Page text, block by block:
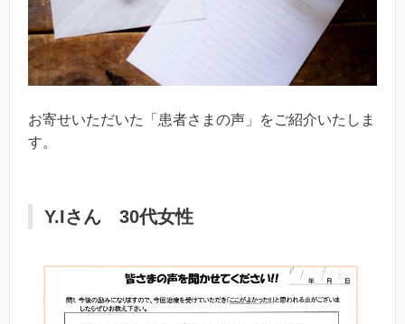
お寄せいただいた「患者さまの声」をご紹介いたしま
す。
Y.Iさん 30代女性